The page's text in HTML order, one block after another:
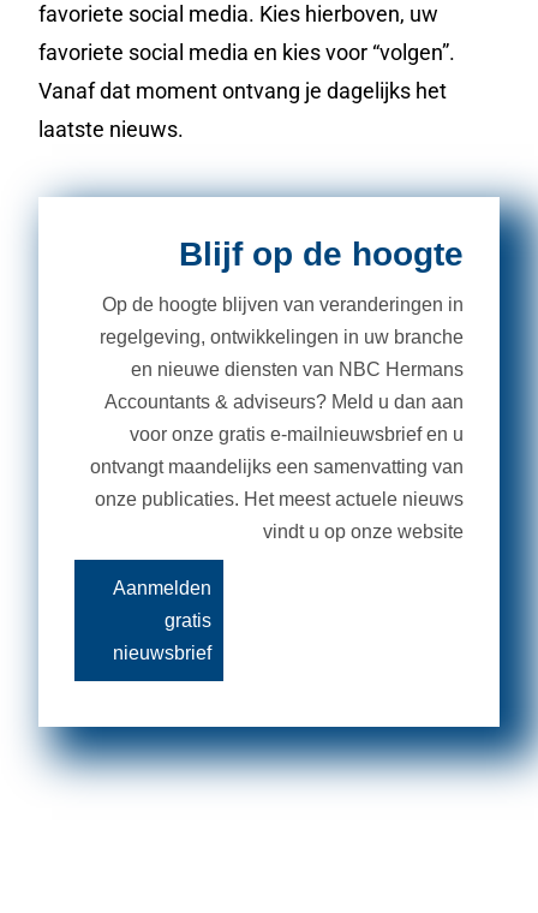
favoriete social media. Kies hierboven, uw
favoriete social media en kies voor “volgen”.
Vanaf dat moment ontvang je dagelijks het
laatste nieuws.
Blijf op de hoogte
Op de hoogte blijven van veranderingen in
regelgeving, ontwikkelingen in uw branche
en nieuwe diensten van NBC Hermans
Accountants & adviseurs? Meld u dan aan
voor onze gratis e-mailnieuwsbrief en u
ontvangt maandelijks een samenvatting van
onze publicaties. Het meest actuele nieuws
vindt u op onze website
Aanmelden
gratis
nieuwsbrief